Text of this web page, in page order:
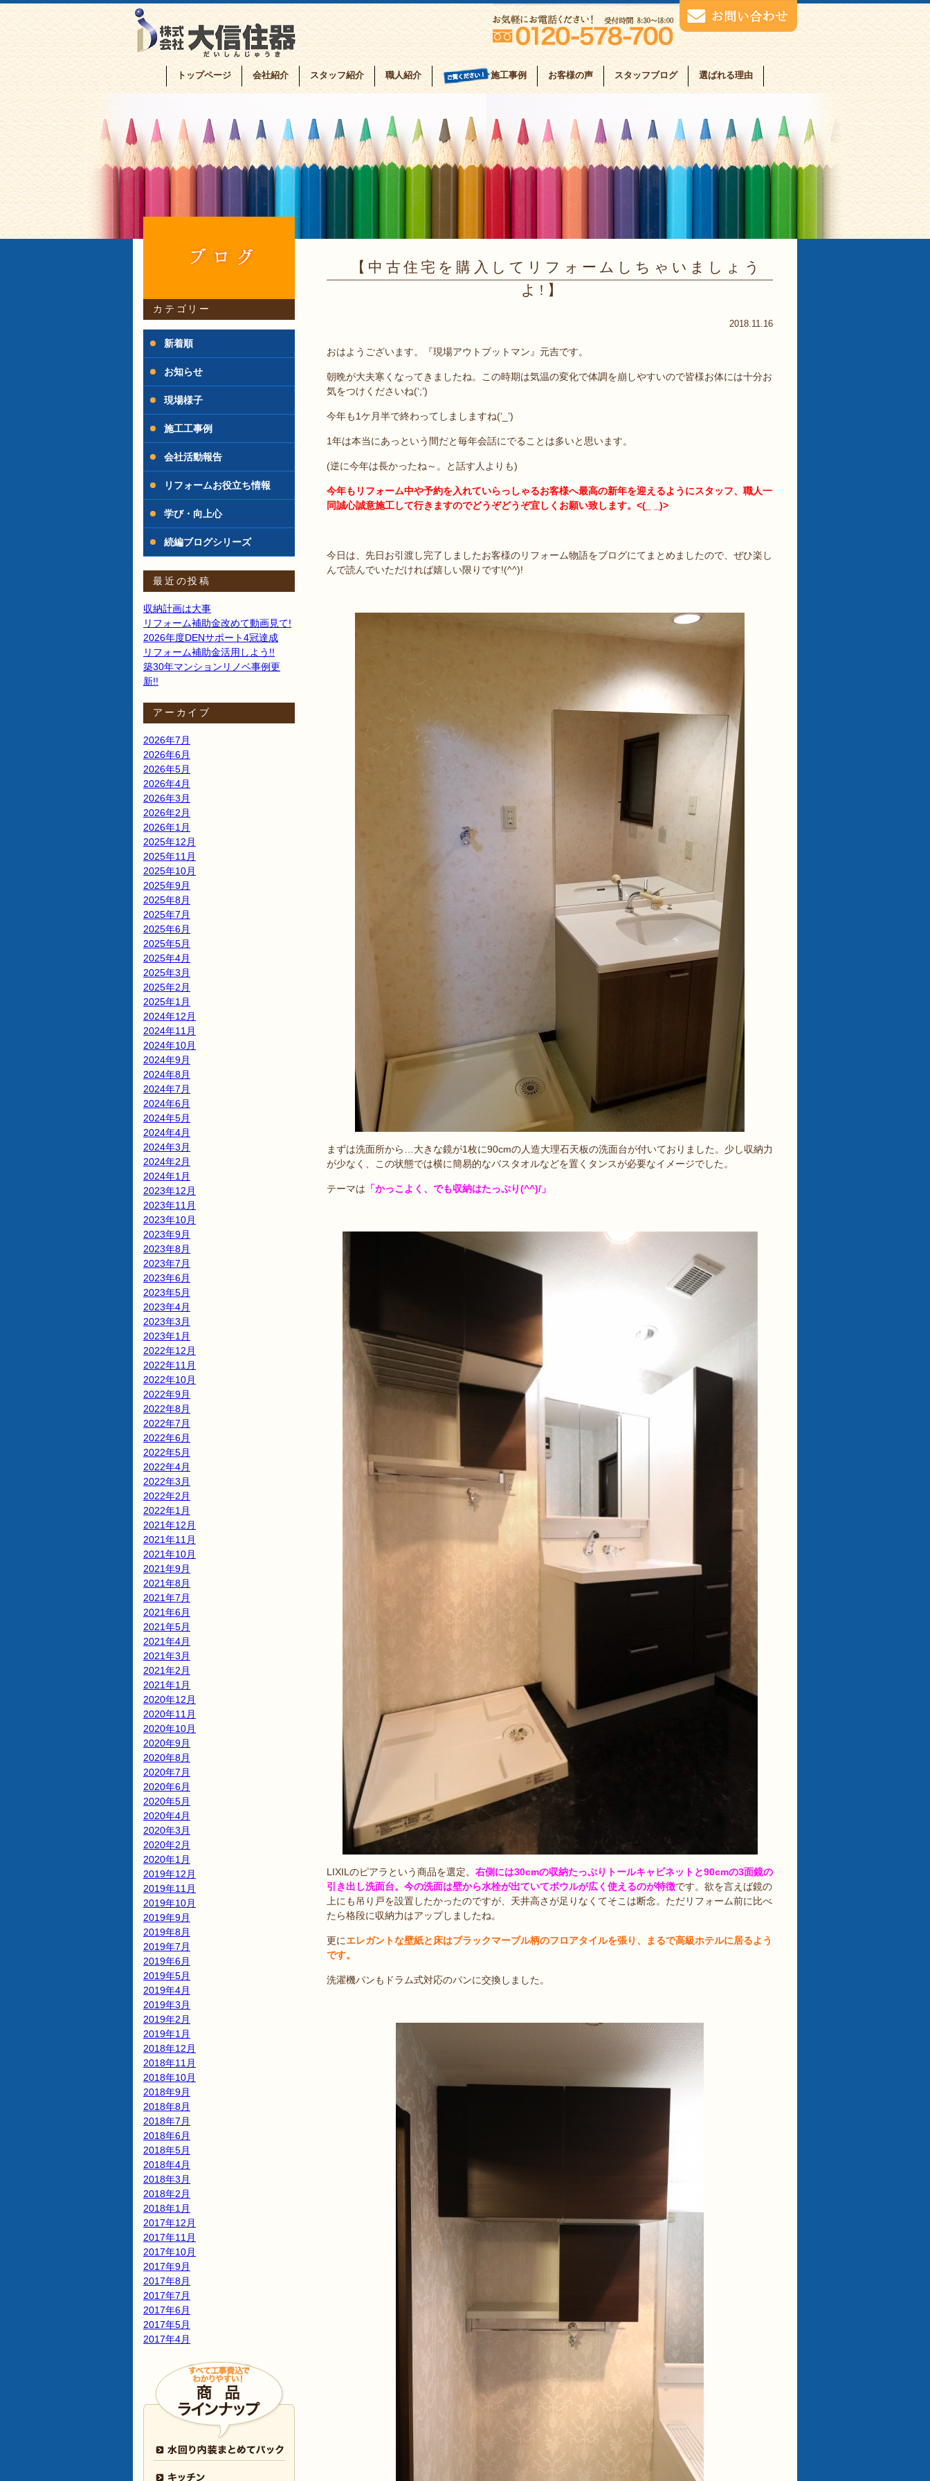
トップページ 会社紹介 スタッフ紹介 職人紹介 施工事例 お客様の声 スタッフブログ 選ばれる理由
中古住宅を購入してリフォームしちゃいましょう
よ!
2018.11.16
おはようございます。『現場アウトプットマン』元吉です。
朝晩が大夫寒くなってきましたね。この時期は気温の変化で体調を崩しやすいので皆様お体には十分お
気をつけくださいね(‘;’)
今年も1ケ月半で終わってしましますね(‘_’)
1年は本当にあっという間だと毎年会話にでることは多いと思います。
(逆に今年は長かったね～。と話す人よりも)
今年もリフォーム中や予約を入れていらっしゃるお客様へ最高の新年を迎えるようにスタッフ、職人一
同誠心誠意施工して行きますのでどうぞどうぞ宜しくお願い致します。<(_ _)>
今日は、先日お引渡し完了しましたお客様のリフォーム物語をブログにてまとめましたので、ぜひ楽し
んで読んでいただければ嬉しい限りです!(^^)!
まずは洗面所から…大きな鏡が1枚に90cmの人造大理石天板の洗面台が付いておりました。少し収納力
が少なく、この状態では横に簡易的なバスタオルなどを置くタンスが必要なイメージでした。
テーマは 「かっこよく、でも収納はたっぷり(^^)/」
LIXILのピアラという商品を選定。 右側には30cmの収納たっぷりトールキャビネットと90cmの3面鏡の
引き出し洗面台。今の洗面は壁から水栓が出ていてボウルが広く使えるのが特徴です。欲を言えば鏡の
上にも吊り戸を設置したかったのですが、天井高さが足りなくてそこは断念。ただリフォーム前に比べ
たら格段に収納力はアップしましたね。
更にエレガントな壁紙と床はブラックマーブル柄のフロアタイルを張り、まるで高級ホテルに居るよう
です。
洗濯機パンもドラム式対応のパンに交換しました。
カテゴリー
新着順
お知らせ
現場様子
施工工事例
会社活動報告
リフォームお役立ち情報
学び・向上心
続編ブログシリーズ
最近の投稿
収納計画は大事
リフォーム補助金改めて動画見て!
2026年度DENサポート4冠達成
リフォーム補助金活用しよう!!
築30年マンションリノベ事例更
新!!
アーカイブ
2026年7月
2026年6月
2026年5月
2026年4月
2026年3月
2026年2月
2026年1月
2025年12月
2025年11月
2025年10月
2025年9月
2025年8月
2025年7月
2025年6月
2025年5月
2025年4月
2025年3月
2025年2月
2025年1月
2024年12月
2024年11月
2024年10月
2024年9月
2024年8月
2024年7月
2024年6月
2024年5月
2024年4月
2024年3月
2024年2月
2024年1月
2023年12月
2023年11月
2023年10月
2023年9月
2023年8月
2023年7月
2023年6月
2023年5月
2023年4月
2023年3月
2023年1月
2022年12月
2022年11月
2022年10月
2022年9月
2022年8月
2022年7月
2022年6月
2022年5月
2022年4月
2022年3月
2022年2月
2022年1月
2021年12月
2021年11月
2021年10月
2021年9月
2021年8月
2021年7月
2021年6月
2021年5月
2021年4月
2021年3月
2021年2月
2021年1月
2020年12月
2020年11月
2020年10月
2020年9月
2020年8月
2020年7月
2020年6月
2020年5月
2020年4月
2020年3月
2020年2月
2020年1月
2019年12月
2019年11月
2019年10月
2019年9月
2019年8月
2019年7月
2019年6月
2019年5月
2019年4月
2019年3月
2019年2月
2019年1月
2018年12月
2018年11月
2018年10月
2018年9月
2018年8月
2018年7月
2018年6月
2018年5月
2018年4月
2018年3月
2018年2月
2018年1月
2017年12月
2017年11月
2017年10月
2017年9月
2017年8月
2017年7月
2017年6月
2017年5月
2017年4月